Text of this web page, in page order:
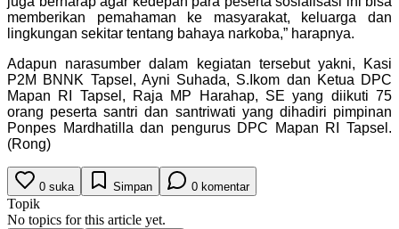
memberikan pemahaman ke masyarakat, keluarga dan
lingkungan sekitar tentang bahaya narkoba,” harapnya.
Adapun narasumber dalam kegiatan tersebut yakni, Kasi
P2M BNNK Tapsel, Ayni Suhada, S.Ikom dan Ketua DPC
Mapan RI Tapsel, Raja MP Harahap, SE yang diikuti 75
orang peserta santri dan santriwati yang dihadiri pimpinan
Ponpes Mardhatilla dan pengurus DPC Mapan RI Tapsel.
(Rong)
0 suka Simpan 0 komentar
Topik
No topics for this article yet.